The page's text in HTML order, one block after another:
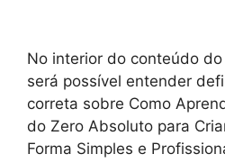
No interior do conteúdo
será possível entender
correta sobre Como
do Zero Absoluto para
Forma Simples e